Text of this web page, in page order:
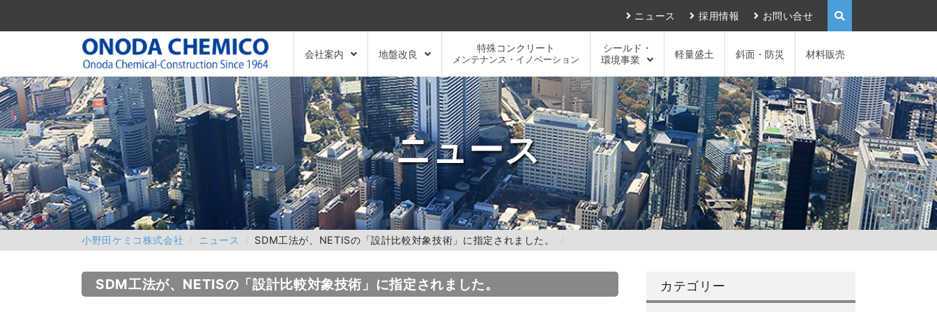
ニュース 採用情報 お問い合せ
会社案内 地盤改良
特殊コンクリート
メンテナンス・イノベーション
シールド・
環境事業
軽量盛土 斜面・防災 材料販売
ニュース
小野田ケミコ株式会社 ニュース SDM工法が、NETISの「設計比較対象技術」に指定されました。
SDM工法が、NETISの「設計比較対象技術」に指定されました。 カテゴリー